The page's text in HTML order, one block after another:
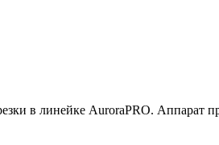
в линейке AuroraPRO. Аппарат